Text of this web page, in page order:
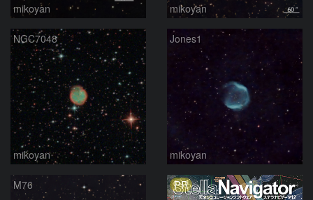
mikoyan mikoyan
NGC7048
mikoyan
Jones1
mikoyan
M76 PR